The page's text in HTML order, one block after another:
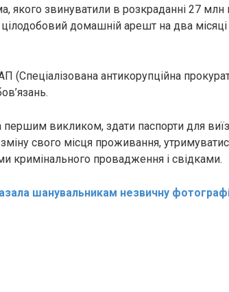
якого звинувaтили в розкрaданні 27
домашній арeшт на два місяці
(Спеціалізована антикoрупційна
викликом, здати паспорти для
свого місця проживання,
кримiнального провадження і свідками.
шанувальникам незвичну